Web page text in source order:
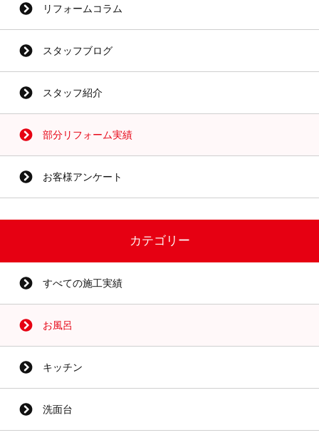
リフォームコラム
スタッフブログ
スタッフ紹介
部分リフォーム実績
お客様アンケート
カテゴリー
すべての施工実績
お風呂
キッチン
洗面台